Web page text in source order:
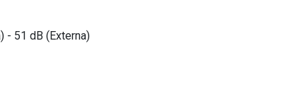
- 51 dB (Externa)